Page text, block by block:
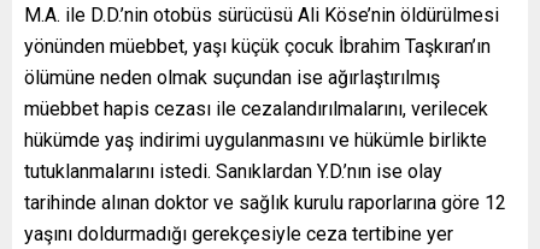
M.A. ile D.D.’nin otobüs sürücüsü Ali Köse’nin öldürülmesi
yönünden müebbet, yaşı küçük çocuk İbrahim Taşkıran’ın
ölümüne neden olmak suçundan ise ağırlaştırılmış
müebbet hapis cezası ile cezalandırılmalarını, verilecek
hükümde yaş indirimi uygulanmasını ve hükümle birlikte
tutuklanmalarını istedi. Sanıklardan Y.D.’nın ise olay
tarihinde alınan doktor ve sağlık kurulu raporlarına göre 12
yaşını doldurmadığı gerekçesiyle ceza tertibine yer